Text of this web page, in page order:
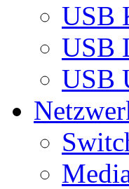
USB
USB
USB